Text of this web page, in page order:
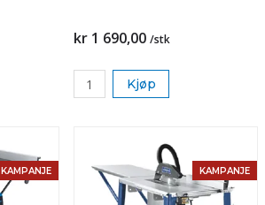
kr 1 690,00 /stk
Kjøp
KAMPANJE KAMPANJE